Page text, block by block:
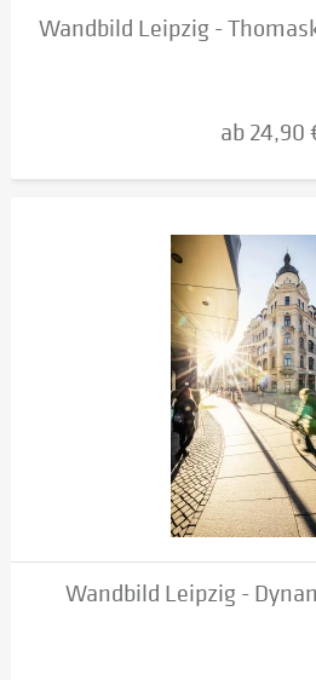
Wandbild Leipzig -
ab 24,90
Wandbild Leipzig -